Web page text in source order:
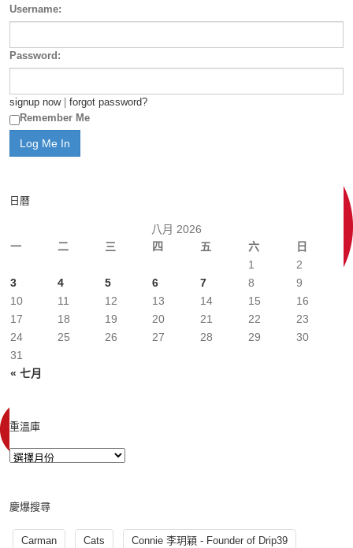
Username:
Password:
signup now| forgot password?
Remember Me
日曆
八月 2026
一
二 三 四 五 六 日
« 七月
1
2
3
4 5 6 7 8
9
10
11 12 13 14 15
16
17
18 19 20 21 22
23
24
25 26 27 28 29
30
31
重溫庫
慶爆搜尋
Carman Cats Connie 李玥穎 - Founder of Drip39